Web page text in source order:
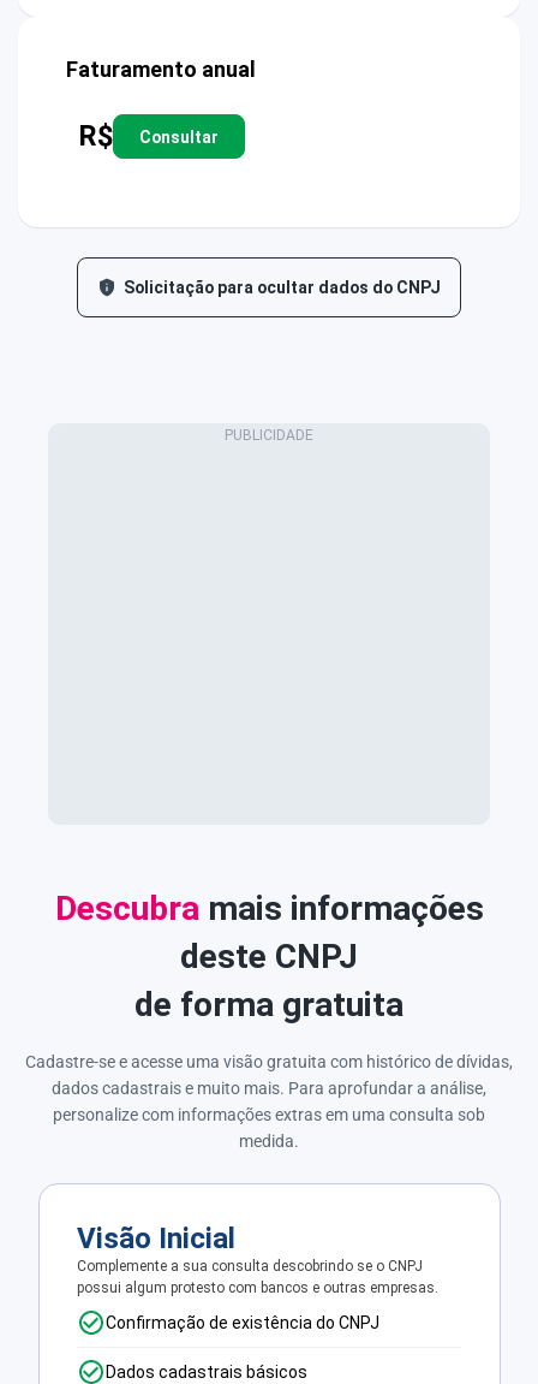
Faturamento anual
R$ Consultar
Solicitação para ocultar dados do CNPJ
Descubra mais informações
deste CNPJ
de forma gratuita
Cadastre-se e acesse uma visão gratuita com histórico de dívidas,
dados cadastrais e muito mais. Para aprofundar a análise,
personalize com informações extras em uma consulta sob
medida.
Visão Inicial
Complemente a sua consulta descobrindo se o CNPJ
possui algum protesto com bancos e outras empresas.
Confirmação de existência do CNPJ
Dados cadastrais básicos